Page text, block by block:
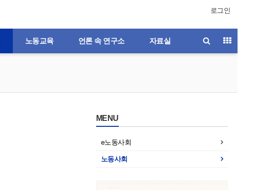
로그인
노동교육 언론 속 연구소 자료실
MENU
e노동사회
노동사회